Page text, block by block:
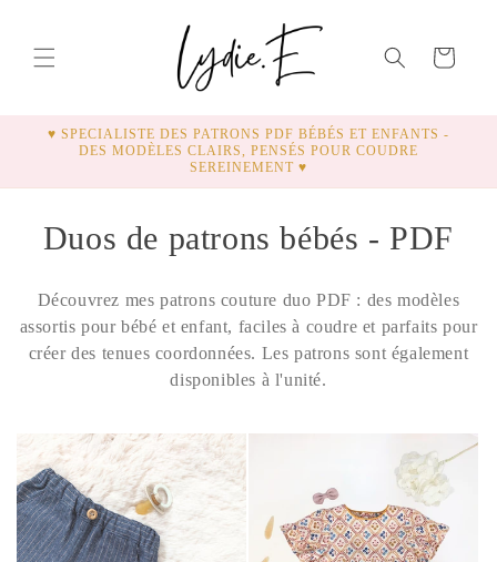
AU
CONTENU
Panier
♥ SPECIALISTE DES PATRONS PDF BÉBÉS ET ENFANTS -
DES MODÈLES CLAIRS, PENSÉS POUR COUDRE
SEREINEMENT ♥
C
l
l
c
t
i
Duos de patrons bébés - PDF
Découvrez mes patrons couture duo PDF : des modèles
assortis pour bébé et enfant, faciles à coudre et parfaits pour
créer des tenues coordonnées. Les patrons sont également
disponibles à l'unité.